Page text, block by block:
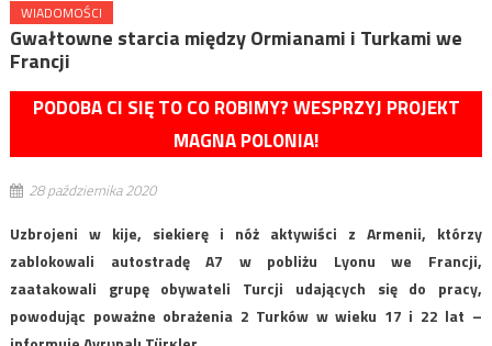
WIADOMOŚCI
Gwałtowne starcia między Ormianami i Turkami we
Francji
PODOBA CI SIĘ TO CO ROBIMY? WESPRZYJ PROJEKT
MAGNA POLONIA!
28 października 2020
Uzbrojeni w kije, siekierę i nóż aktywiści z Armenii, którzy
zablokowali autostradę A7 w pobliżu Lyonu we Francji,
zaatakowali grupę obywateli Turcji udających się do pracy,
powodując poważne obrażenia 2 Turków w wieku 17 i 22 lat –